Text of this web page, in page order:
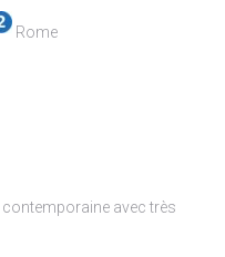
Rome
avec très